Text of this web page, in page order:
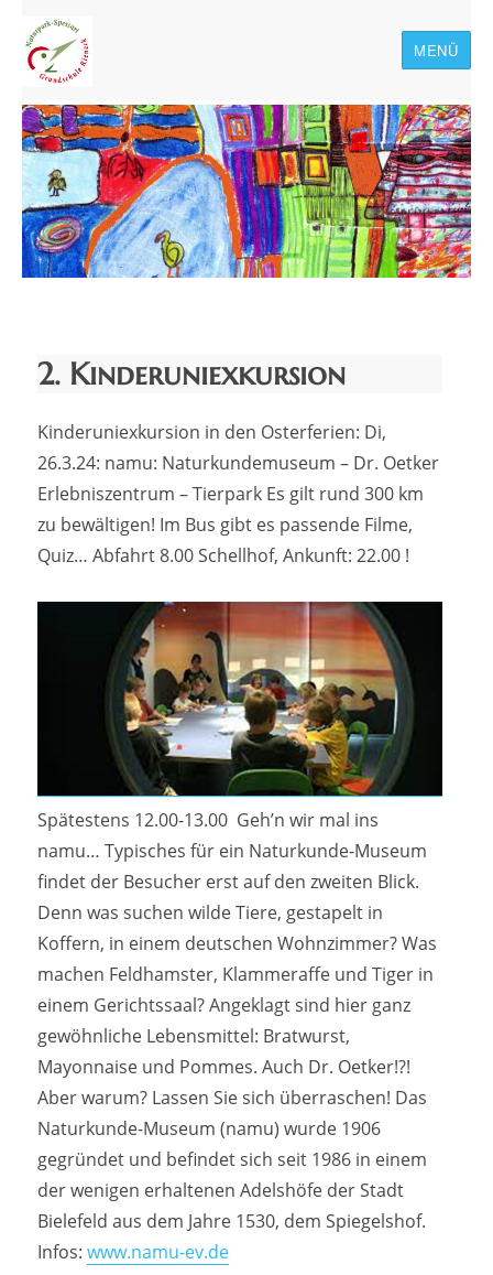
MENÜ
2. Kinderuniexkursion
Kinderuniexkursion in den Osterferien: Di,
26.3.24: namu: Naturkundemuseum – Dr. Oetker
Erlebniszentrum – Tierpark Es gilt rund 300 km
zu bewältigen! Im Bus gibt es passende Filme,
Quiz… Abfahrt 8.00 Schellhof, Ankunft: 22.00 !
Spätestens 12.00-13.00 Geh’n wir mal ins
namu… Typisches für ein Naturkunde-Museum
findet der Besucher erst auf den zweiten Blick.
Denn was suchen wilde Tiere, gestapelt in
Koffern, in einem deutschen Wohnzimmer? Was
machen Feldhamster, Klammeraffe und Tiger in
einem Gerichtssaal? Angeklagt sind hier ganz
gewöhnliche Lebensmittel: Bratwurst,
Mayonnaise und Pommes. Auch Dr. Oetker!?!
Aber warum? Lassen Sie sich überraschen! Das
Naturkunde-Museum (namu) wurde 1906
gegründet und befindet sich seit 1986 in einem
der wenigen erhaltenen Adelshöfe der Stadt
Bielefeld aus dem Jahre 1530, dem Spiegelshof.
Infos: www.namu-ev.de